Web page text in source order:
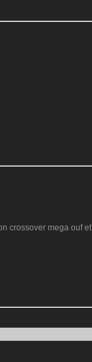
crossover mega ouf